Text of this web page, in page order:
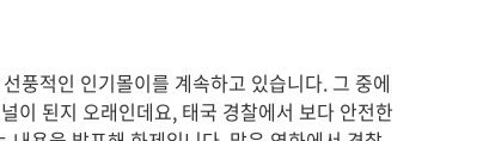
풍적인 인기몰이를 계속하고 있습니다. 그 중에
이 된지 오래인데요, 태국 경찰에서 보다 안전한